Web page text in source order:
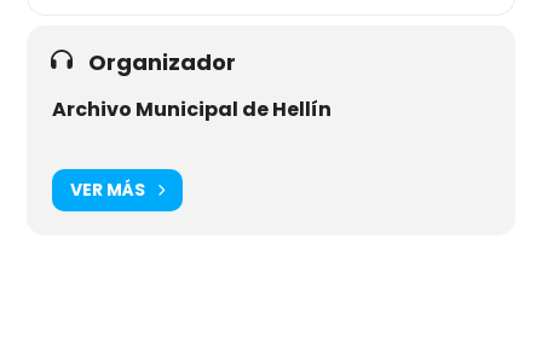
Organizador
Archivo Municipal de Hellín
VER MÁS